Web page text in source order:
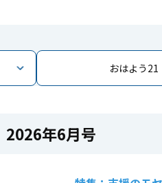
おはよう21
年6月号